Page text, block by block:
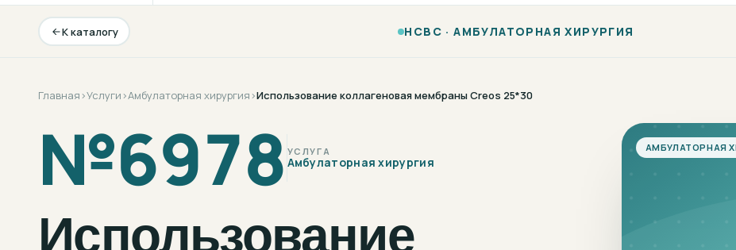
К каталогу НСВС ·АМБУЛАТОРНАЯ ХИРУРГИЯ
Главная›Услуги›Амбулаторная хирургия›Использование коллагеновая мембраны Creos 25*30
№6978 УСЛУГА
Амбулаторная хирургия
Использование
АМБУЛАТОРНАЯ